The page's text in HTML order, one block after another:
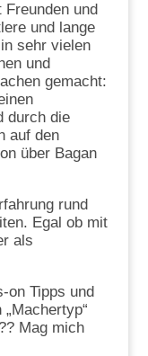
und
und lange
sehr vielen
und
gemacht:
durch die
auf den
über Bagan
rund
Egal ob mit
als
on Tipps und
Mag mich